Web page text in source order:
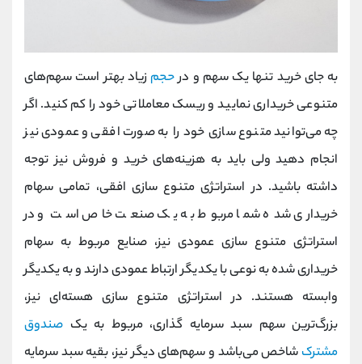
به جای خرید تنها یک سهم و درحجم زیاد بهتر است سهم‌های
متنوعی خریداری نمایید و ریسک معاملاتی خود را کم کنید. اگر
چه می‌توانید متنوع سازی خود را به صورت افقی و عمودی نیز
انجام دهید ولی باید به هزینه‌های خرید و فروش نیز توجه
داشته باشید. در استراتژی متنوع سازی افقی، تمامی سهام‌
خریداری شده شما مربوط به یک صنعت خاص است و در
استراتژی متنوع سازی عمودی نیز، صنایع مربوط به سهام‌
خریداری شده به نوعی با یکدیگر ارتباط عمودی دارند و به یکدیگر
وابسته هستند. در استراتژی متنوع سازی هسته‌ای نیز،
بزرگ‌ترین سهم سبد سرمایه گذاری، مربوط به یک صندوق
مشترک شاخص می‌باشد و سهم‌های دیگر نیز، بقیه سبد سرمایه